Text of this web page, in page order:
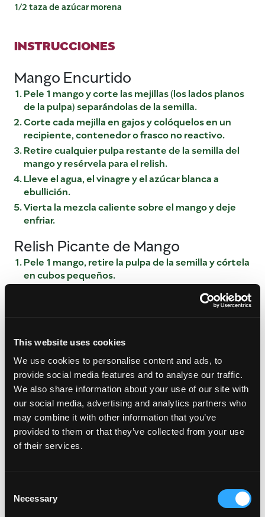
This website uses cookies
We use cookies to personalise content and ads, to
provide social media features and to analyse our traffic.
We also share information about your use of our site with
our social media, advertising and analytics partners who
may combine it with other information that you’ve
provided to them or that they’ve collected from your use
of their services.
Selection
Necessary
1/2 taza de azúcar morena
INSTRUCCIONES
Mango Encurtido
Pele 1 mango y corte las mejillas (los lados planos
de la pulpa) separándolas de la semilla.
Corte cada mejilla en gajos y colóquelos en un
recipiente, contenedor o frasco no reactivo.
Retire cualquier pulpa restante de la semilla del
mango y resérvela para el relish.
Lleve el agua, el vinagre y el azúcar blanca a
ebullición.
Vierta la mezcla caliente sobre el mango y deje
enfriar.
Relish Picante de Mango
Pele 1 mango, retire la pulpa de la semilla y córtela
en cubos pequeños.
En una sartén, saltee los chiles de árbol y las
semillas de mostaza durante 30 segundos.
hasta que la mezcla se reduzca.
Rosa de Mango
Para crear una rosa de mango, rebane el mango
restante con una mandolina afilada o una
rebanadora de carne.
Utilizando un cortador de galletas, corte cada
rebanada en círculos.
Continúe hasta que no quepan más rebanadas.